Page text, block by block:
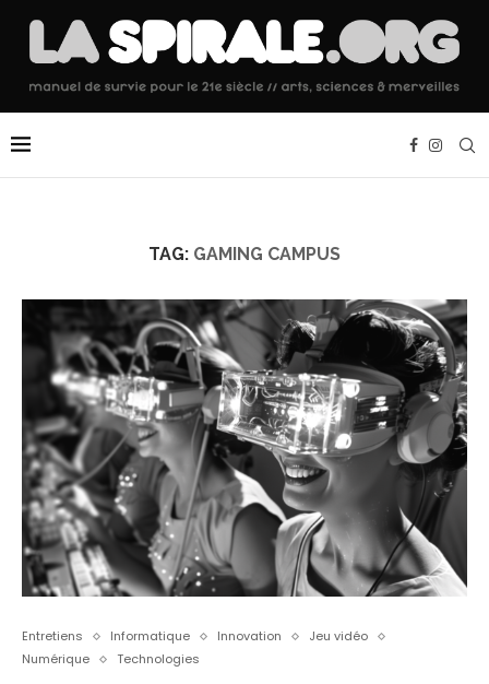
TAG: GAMING CAMPUS
Entretiens Informatique Innovation
Jeu vidéo
Numérique
Technologies